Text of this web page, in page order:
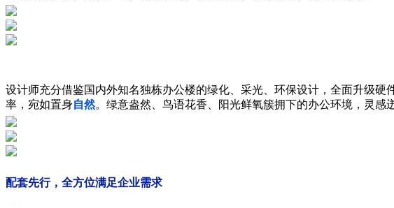
设计师充分借鉴国内外知名独栋办公楼的绿化、采光、环保设计，全面升级
率，宛如置身自然。绿意盎然、鸟语花香、阳光鲜氧簇拥下的办公环境，灵感
配套先行，全方位满足企业需求